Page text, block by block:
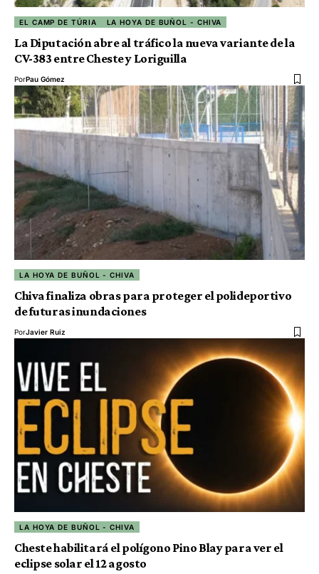
EL CAMP DE TÚRIA LA HOYA DE BUÑOL - CHIVA
La Diputación abre al tráfico la nueva variante de la
CV-383 entre Cheste y Loriguilla
PorPau Gómez
LA HOYA DE BUÑOL - CHIVA
Chiva finaliza obras para proteger el polideportivo
de futuras inundaciones
PorJavier Ruiz
LA HOYA DE BUÑOL - CHIVA
Cheste habilitará el polígono Pino Blay para ver el
eclipse solar el 12 agosto